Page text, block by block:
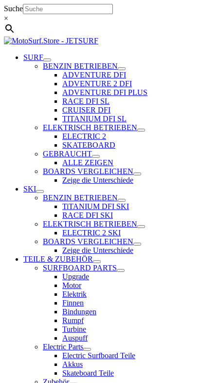
Zum
Inhalt
springen
Suche
×
SURF
BENZIN BETRIEBEN
ADVENTURE DFI
ADVENTURE 2 DFI
ADVENTURE DFI PLUS
RACE DFI SL
CRUISER DFI
TITANIUM DFI SL
ELEKTRISCH BETRIEBEN
ELECTRIC 2
SKATEBOARD
GEBRAUCHT
ALLE ZEIGEN
BOARDS VERGLEICHEN
Zeige die Unterschiede
SKI
BENZIN BETRIEBEN
TiTANIUM DFI SKI
RACE DFI SKI
ELEKTRISCH BETRIEBEN
ELECTRIC 2 SKI
BOARDS VERGLEICHEN
Zeige die Unterschiede
TEILE & ZUBEHÖR
SURFBOARD PARTS
Upgrade
Motor
Elektrik
Finnen
Bindungen
Rumpf
Turbine
Auspuff
Electric Parts
Electric Surfboard Teile
Akkus
Skateboard Teile